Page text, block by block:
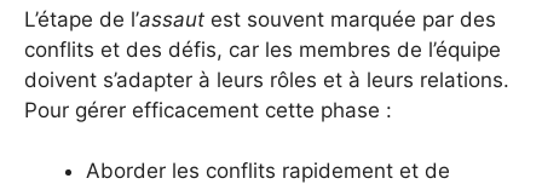
L’étape de l’assaut est souvent marquée par des
conflits et des défis, car les membres de l’équipe
doivent s’adapter à leurs rôles et à leurs relations.
Pour gérer efficacement cette phase :
Aborder les conflits rapidement et de